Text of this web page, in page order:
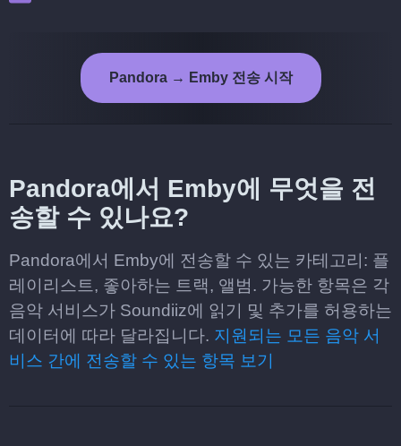
Pandora → Emby 전송 시작
Pandora에서 Emby에 무엇을 전
송할 수 있나요?
Pandora에서 Emby에 전송할 수 있는 카테고리: 플
레이리스트, 좋아하는 트랙, 앨범. 가능한 항목은 각
음악 서비스가 Soundiiz에 읽기 및 추가를 허용하는
데이터에 따라 달라집니다. 지원되는 모든 음악 서
비스 간에 전송할 수 있는 항목 보기